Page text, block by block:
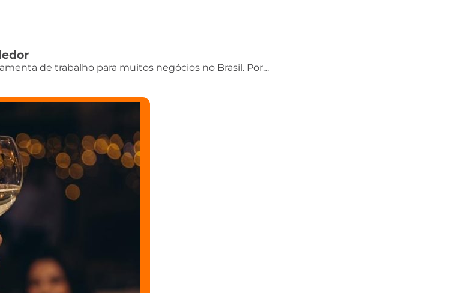
de trabalho para muitos negócios no Brasil. Por…